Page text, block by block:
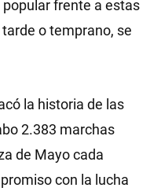
frente a estas
o temprano, se
la historia de las
2.383 marchas
de Mayo cada
con la lucha